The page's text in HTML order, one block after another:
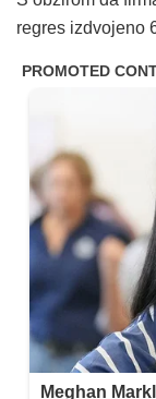
regres izdvojeno